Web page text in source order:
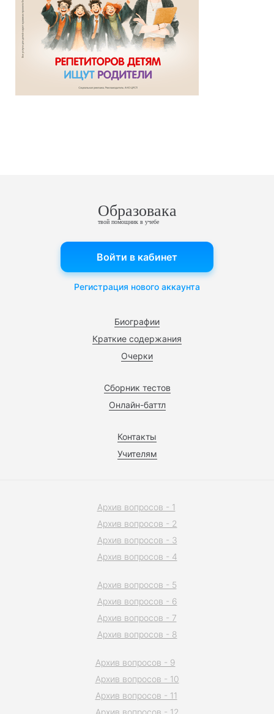
Образовака
твой помощник в учебе
Биографии
Краткие содержания
Очерки
Сборник тестов
Онлайн-баттл
Контакты
Учителям
Войти в кабинет
Регистрация нового аккаунта
Архив вопросов - 1
Архив вопросов - 2
Архив вопросов - 3
Архив вопросов - 4
Архив вопросов - 5
Архив вопросов - 6
Архив вопросов - 7
Архив вопросов - 8
Архив вопросов - 9
Архив вопросов - 10
Архив вопросов - 11
Архив вопросов - 12